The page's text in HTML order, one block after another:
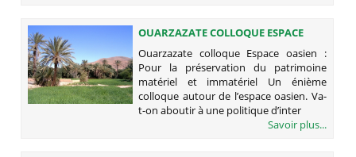
OUARZAZATE COLLOQUE ESPACE
OASIEN : POUR LA PRÉSERVATION
DU PATRIMOINE MATÉRIEL ET
IMMATÉRIEL
Ouarzazate colloque Espace oasien :
Pour la préservation du patrimoine
matériel et immatériel Un énième
colloque autour de l’espace oasien. Va-
t-on aboutir à une politique d’inter
Savoir plus...